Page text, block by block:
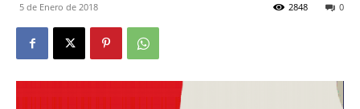
5 de Enero de 2018 0
2848